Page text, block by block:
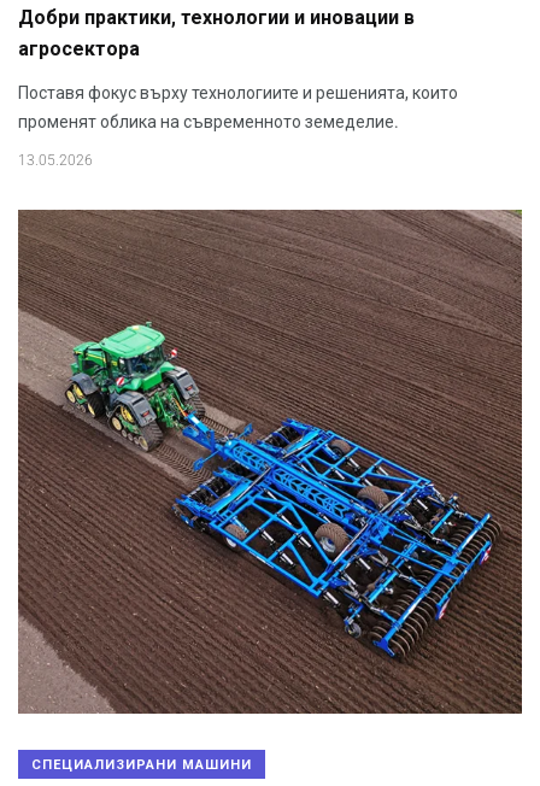
Добри практики, технологии и иновации в
агросектора
Поставя фокус върху технологиите и решенията, които
променят облика на съвременното земеделие.
13.05.2026
СПЕЦИАЛИЗИРАНИ МАШИНИ